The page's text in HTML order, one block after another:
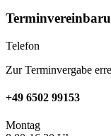
Telefon
Zur Terminvergabe
+49 6502 99153
Montag